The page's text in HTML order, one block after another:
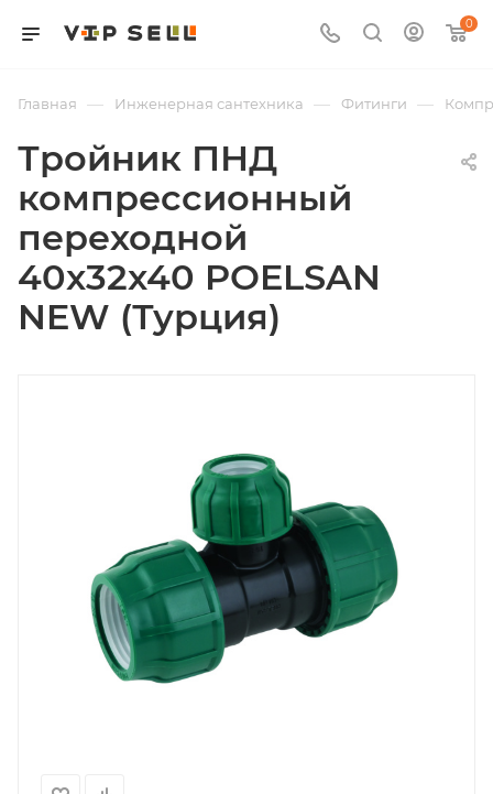
0
Главная — Инженерная сантехника — Фитинги —
Тройник ПНД
компрессионный
переходной
40x32x40 POELSAN
NEW (Турция)